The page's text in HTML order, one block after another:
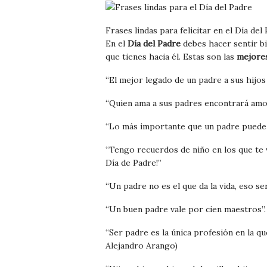
Frases lindas para felicitar en el Día del
En el Día del Padre debes hacer sentir
que tienes hacia él. Estas son las
“El mejor legado de un padre a sus
“Quien ama a sus padres encontrará
“Lo más importante que un padre
“Tengo recuerdos de niño en los que te
Día de Padre!”
“Un padre no es el que da la vida, eso
“Un buen padre vale por cien maestros”.
“Ser padre es la única profesión en la
Alejandro Arango)